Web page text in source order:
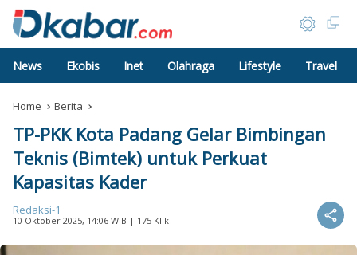
News Ekobis Inet Olahraga Lifestyle Travel
Home Berita
TP-PKK Kota Padang Gelar Bimbingan
Teknis (Bimtek) untuk Perkuat
Kapasitas Kader
Redaksi-1
10 Oktober 2025, 14:06 WIB | 175 Klik